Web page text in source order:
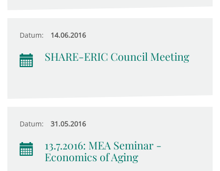
Datum: 14.06.2016
SHARE-ERIC Council Meeting
Datum: 31.05.2016
13.7.2016: MEA Seminar -
Economics of Aging